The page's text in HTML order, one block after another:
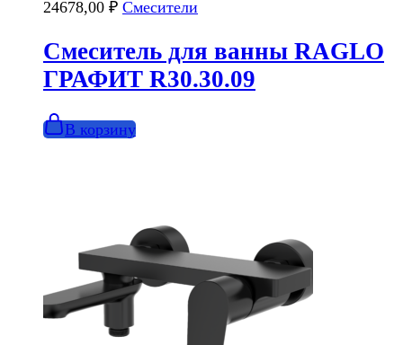
24678,00 ₽ Смесители
Смеситель для ванны RAGLO
ГРАФИТ R30.30.09
В корзину